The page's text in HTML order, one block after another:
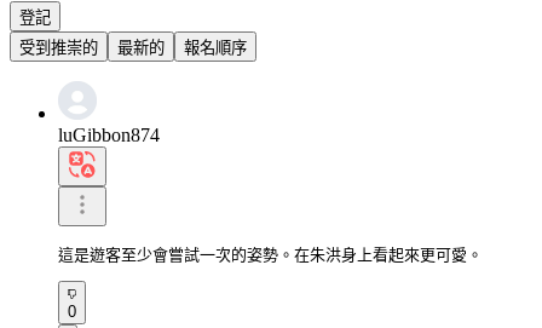
登記
受到推崇的
最新的 報名順序
luGibbon874
這是遊客至少會嘗試一次的姿勢。在朱洪身上看起來更可愛。
0